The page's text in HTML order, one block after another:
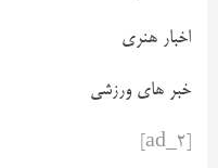
اخبار هنری
خبر های ورزشی